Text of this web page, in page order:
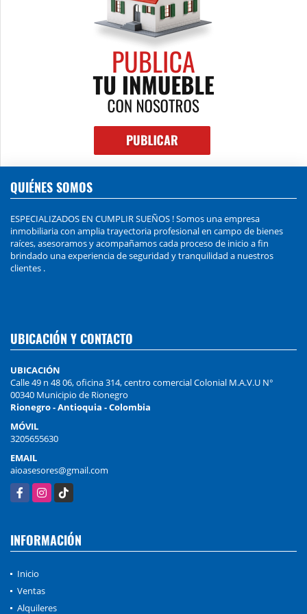
QUIÉNES SOMOS
ESPECIALIZADOS EN CUMPLIR SUEÑOS ! Somos una empresa
inmobiliaria con amplia trayectoria profesional en campo de bienes
raíces, asesoramos y acompañamos cada proceso de inicio a fin
brindado una experiencia de seguridad y tranquilidad a nuestros
clientes .
UBICACIÓN Y CONTACTO
UBICACIÓN
Calle 49 n 48 06, oficina 314, centro comercial Colonial M.A.V.U N°
00340 Municipio de Rionegro
Rionegro - Antioquia - Colombia
MÓVIL
3205655630
EMAIL
aioasesores@gmail.com
FacebookInstagram
TikTok
INFORMACIÓN
Inicio
Ventas
Alquileres